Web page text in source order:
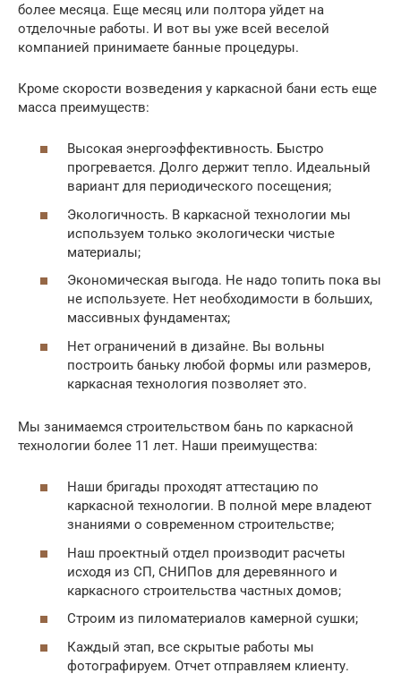
более месяца. Еще месяц или полтора уйдет на
отделочные работы. И вот вы уже всей веселой
компанией принимаете банные процедуры.
Кроме скорости возведения у каркасной бани есть еще
масса преимуществ:
Высокая энергоэффективность. Быстро
прогревается. Долго держит тепло. Идеальный
вариант для периодического посещения;
Экологичность. В каркасной технологии мы
используем только экологически чистые
материалы;
Экономическая выгода. Не надо топить пока вы
не используете. Нет необходимости в больших,
массивных фундаментах;
Нет ограничений в дизайне. Вы вольны
построить баньку любой формы или размеров,
каркасная технология позволяет это.
Мы занимаемся строительством бань по каркасной
технологии более 11 лет. Наши преимущества:
Наши бригады проходят аттестацию по
каркасной технологии. В полной мере владеют
знаниями о современном строительстве;
Наш проектный отдел производит расчеты
исходя из СП, СНИПов для деревянного и
каркасного строительства частных домов;
Строим из пиломатериалов камерной сушки;
Каждый этап, все скрытые работы мы
фотографируем. Отчет отправляем клиенту.